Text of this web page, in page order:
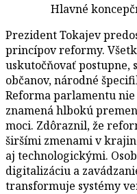
Hlavné
Prezident Tokajev
princípov reformy.
uskutočňovať postupne,
občanov, národné
Reforma parlamentu
znamená hlbokú
moci. Zdôraznil, že
širšími zmenami v
aj technologickými.
digitalizáciu a
transformuje systémy